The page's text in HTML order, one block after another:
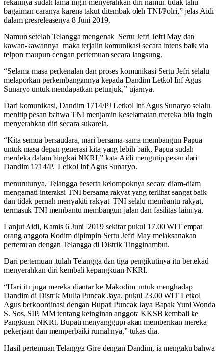
rekannya sudah lama ingin menyerahkan diri namun tidak tahu
bagaiman caranya karena takut ditembak oleh TNI/Polri,” jelas Aidi
dalam presreleasenya 8 Juni 2019.
Namun setelah Telangga mengenak Sertu Jefri Jefri May dan
kawan-kawannya maka terjalin komunikasi secara intens baik via
telpon maupun dengan pertemuan secara langsung.
“Selama masa perkenalan dan proses komunikasi Sertu Jefri selalu
melaporkan perkembangannya kepada Dandim Letkol Inf Agus
Sunaryo untuk mendapatkan petunjuk,” ujarnya.
Dari komunikasi, Dandim 1714/PJ Letkol Inf Agus Sunaryo selalu
menitip pesan bahwa TNI menjamin keselamatan mereka bila ingin
menyerahkan diri secara sukarela.
“Kita semua bersaudara, mari bersama-sama membangun Papua
untuk masa depan generasi kita yang lebih baik, Papua sudah
merdeka dalam bingkai NKRI,” kata Aidi mengutip pesan dari
Dandim 1714/PJ Letkol Inf Agus Sunaryo.
menurutunya, Telangga beserta kelompoknya secara diam-diam
mengamati interaksi TNI bersama rakyat yang terlihat sangat baik
dan tidak pernah menyakiti rakyat. TNI selalu membantu rakyat,
termasuk TNI membantu membangun jalan dan fasilitas lainnya.
Lanjut Aidi, Kamis 6 Juni 2019 sekitar pukul 17.00 WIT empat
orang anggota Kodim dipimpin Sertu Jefri May melaksanakan
pertemuan dengan Telangga di Distrik Tingginambut.
Dari pertemuan itulah Telangga dan tiga pengikutinya itu bertekad
menyerahkan diri kembali kepangkuan NKRI.
“Hari itu juga mereka diantar ke Makodim untuk menghadap
Dandim di Distrik Mulia Puncak Jaya. pukul 23.00 WIT Letkol
Agus berkoordinasi dengan Bupati Puncak Jaya Bapak Yuni Wonda
S. Sos, SIP, MM tentang keinginan anggota KKSB kembali ke
Pangkuan NKRI. Bupati menyanggupi akan memberikan mereka
pekerjaan dan memperbaiki rumahnya,” tukas dia.
Hasil pertemuan Telangga Gire dengan Dandim, ia mengaku bahwa